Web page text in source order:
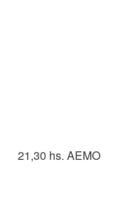
21,30 hs. AEMO